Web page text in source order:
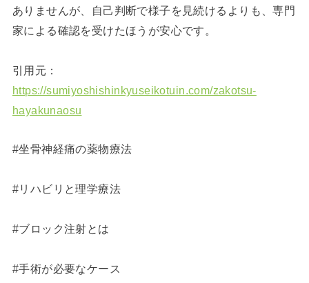
ありませんが、自己判断で様子を見続けるよりも、専門
家による確認を受けたほうが安心です。
引用元：
https://sumiyoshishinkyuseikotuin.com/zakotsu-
hayakunaosu
#坐骨神経痛の薬物療法
#リハビリと理学療法
#ブロック注射とは
#手術が必要なケース